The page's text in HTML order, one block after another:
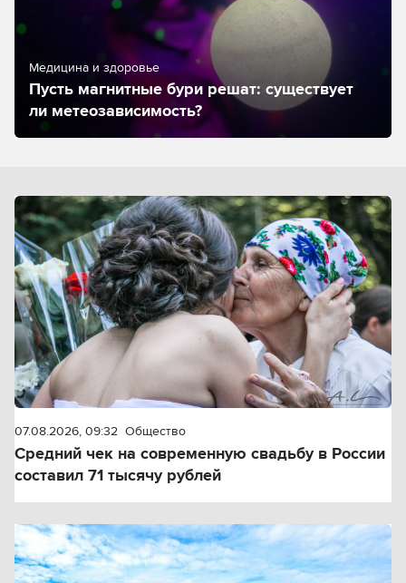
Медицина и здоровье
Пусть магнитные бури решат: существует
ли метеозависимость?
07.08.2026, 09:32 Общество
Средний чек на современную свадьбу в России
составил 71 тысячу рублей